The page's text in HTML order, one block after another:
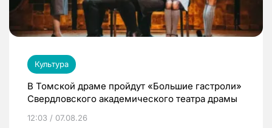
Культура
В Томской драме пройдут «Большие гастроли»
Свердловского академического театра драмы
12:03 / 07.08.26